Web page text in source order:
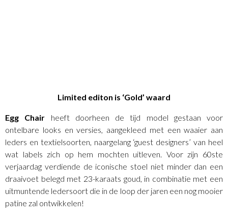
Limited editon is ‘Gold’ waard
Egg Chair heeft doorheen de tijd model gestaan voor
ontelbare looks en versies, aangekleed met een waaier aan
leders en textielsoorten, naargelang ‘guest designers’ van heel
wat labels zich op hem mochten uitleven. Voor zijn 60ste
verjaardag verdiende de iconische stoel niet minder dan een
draaivoet belegd met 23-karaats goud, in combinatie met een
uitmuntende ledersoort die in de loop der jaren een nog mooier
patine zal ontwikkelen!